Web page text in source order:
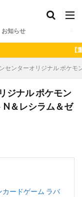
お知らせ
【重要】
センターオリジナル ポケ
ジナル ポケモン
N＆レシラム＆ゼ
ードゲーム ラバ